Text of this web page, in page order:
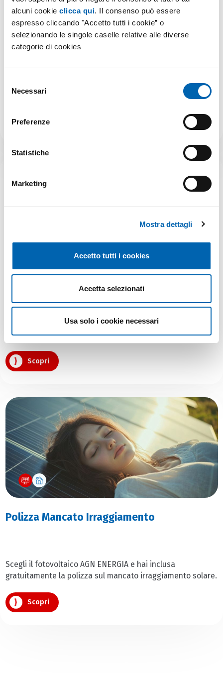
alcuni cookie clicca qui. Il consenso può essere
espresso cliccando "Accetto tutti i cookie” o
selezionando le singole caselle relative alle diverse
categorie di cookies
delNecessari
Preferenze
Statistiche
Marketing
Mostra dettagli
Accetto tutti i cookies
Accetta selezionati
Usa solo i cookie necessari
Porta il fotovoltaico nel tuo condominio
Energia solare e risparmio condiviso per una scelta
sostenibile
Scopri
Impianti fotovoltaici per la tua azienda
Energia solare su misura per ridurre i costi e rispettare
l’ambiente
Scopri
Polizza Mancato Irraggiamento
Scegli il fotovoltaico AGN ENERGIA e hai inclusa
gratuitamente la polizza sul mancato irraggiamento solare.
Scopri